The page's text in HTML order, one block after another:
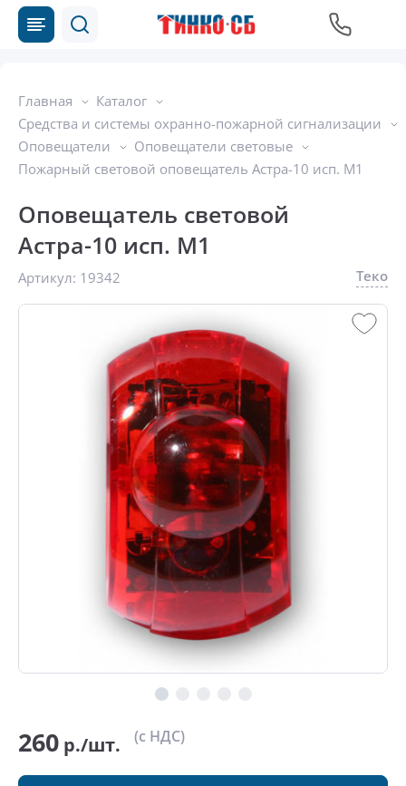
Главная
Каталог
Средства и системы охранно-пожарной сигнализации
Оповещатели
Оповещатели световые
Пожарный световой оповещатель Астра-10 исп. М1
Оповещатель световой
Астра-10 исп. М1
Артикул: 19342 Теко
260 р./шт. (с НДС)